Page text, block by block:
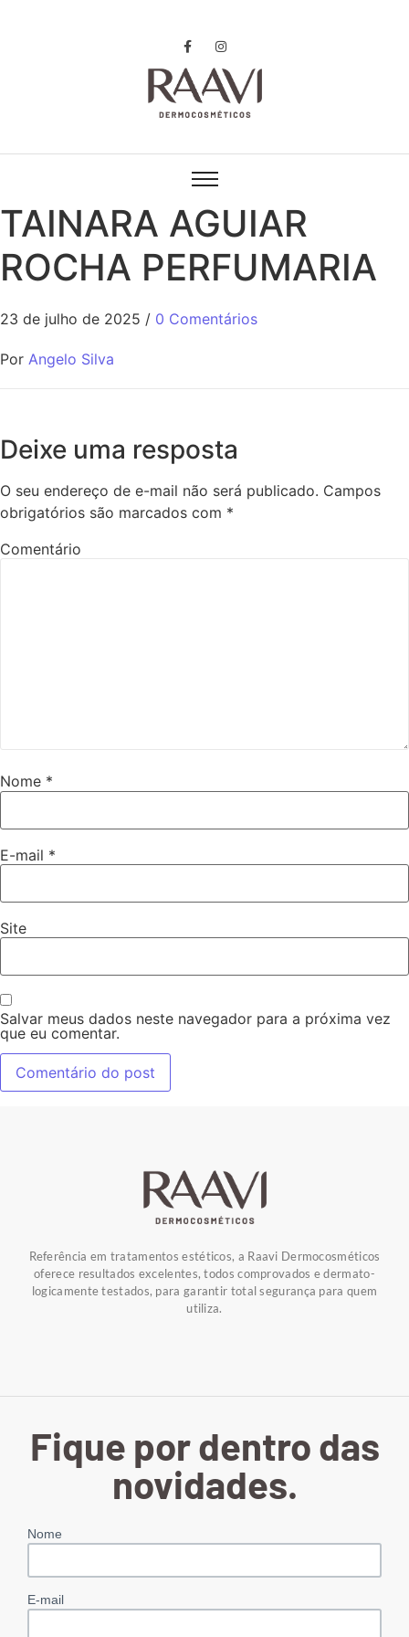
TAINARA AGUIAR
ROCHA PERFUMARIA
23 de julho de 2025 / 0 Comentários
Por Angelo Silva
Deixe uma resposta
O seu endereço de e-mail não será publicado. Campos
obrigatórios são marcados com *
Comentário
Nome *
E-mail *
Site
Salvar meus dados neste navegador para a próxima vez
que eu comentar.
Referência em tratamentos estéticos, a Raavi Dermocosméticos
oferece resultados excelentes, todos comprovados e dermato-
logicamente testados, para garantir total segurança para quem
utiliza.
Fique por dentro das
novidades.
Nome
E-mail